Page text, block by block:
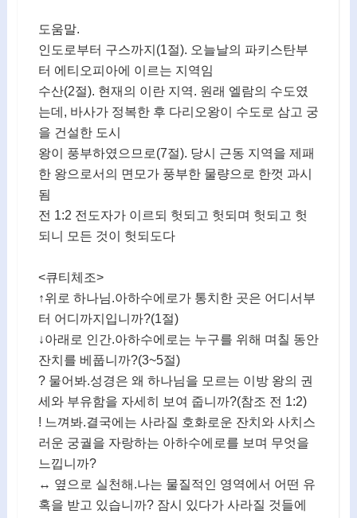
도움말.
인도로부터 구스까지(1절). 오늘날의 파키스탄부
터 에티오피아에 이르는 지역임
수산(2절). 현재의 이란 지역. 원래 엘람의 수도였
는데, 바사가 정복한 후 다리오왕이 수도로 삼고 궁
을 건설한 도시
왕이 풍부하였으므로(7절). 당시 근동 지역을 제패
한 왕으로서의 면모가 풍부한 물량으로 한껏 과시
됨
전 1:2 전도자가 이르되 헛되고 헛되며 헛되고 헛
되니 모든 것이 헛되도다
<큐티체조>
↑위로 하나님.아하수에로가 통치한 곳은 어디서부
터 어디까지입니까?(1절)
↓아래로 인간.아하수에로는 누구를 위해 며칠 동안
잔치를 베풉니까?(3~5절)
? 물어봐.성경은 왜 하나님을 모르는 이방 왕의 권
세와 부유함을 자세히 보여 줍니까?(참조 전 1:2)
! 느껴봐.결국에는 사라질 호화로운 잔치와 사치스
러운 궁궐을 자랑하는 아하수에로를 보며 무엇을
느낍니까?
↔ 옆으로 실천해.나는 물질적인 영역에서 어떤 유
혹을 받고 있습니까? 잠시 있다가 사라질 것들에